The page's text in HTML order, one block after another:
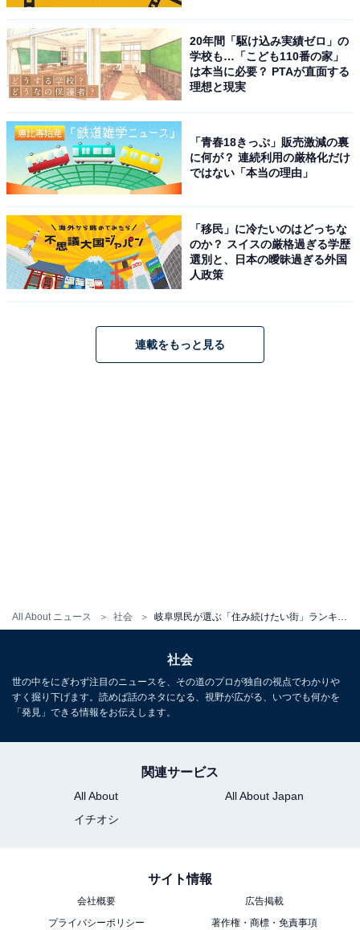
All About ニュース 社会
このランキングは、「ずっと住んでいたい」という設問
に対して、そう思う：100点、どちらかと言えばそう思
う：75点、どちらでもない：50点、どちらかと言えばそ
う思わない：25点、そう思わない：0点とした場合の平
均値でランキングを作成しています。
＞10位までの全ランキング結果を見る
【おすすめ記事】
・
岐阜県の「街の幸福度」ランキング！ 3位「関市」、2位
【国勢調査2020】愛知県で人口が減ったのは…？3位
20年間「駆け込み実績ゼロ」の
学校も…「こども110番の家」
は本当に必要？ PTAが直面する
理想と現実
「青春18きっぷ」販売激減の裏
に何が？ 連続利用の厳格化だけ
ではない「本当の理由」
「移民」に冷たいのはどっちな
のか？ スイスの厳格過ぎる学歴
選別と、日本の曖昧過ぎる外国
人政策
連載をもっと見る
社会
世の中をにぎわず注目のニュースを、その道のプロが独自の視点でわかりや
すく掘り下げます。読めば話のネタになる、視野が広がる、いつでも何かを
「発見」できる情報をお伝えします。
関連サービス
All About
All About Japan
イチオシ
サイト情報
会社概要
広告掲載
プライバシーポリシー
著作権・商標・免責事項